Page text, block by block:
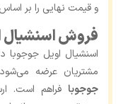
و قیمت نهایی را بر
فروش اسنشیال
اسنشیال اویل جوجوبا
مشتریان عرضه
جوجوبا فراهم است.